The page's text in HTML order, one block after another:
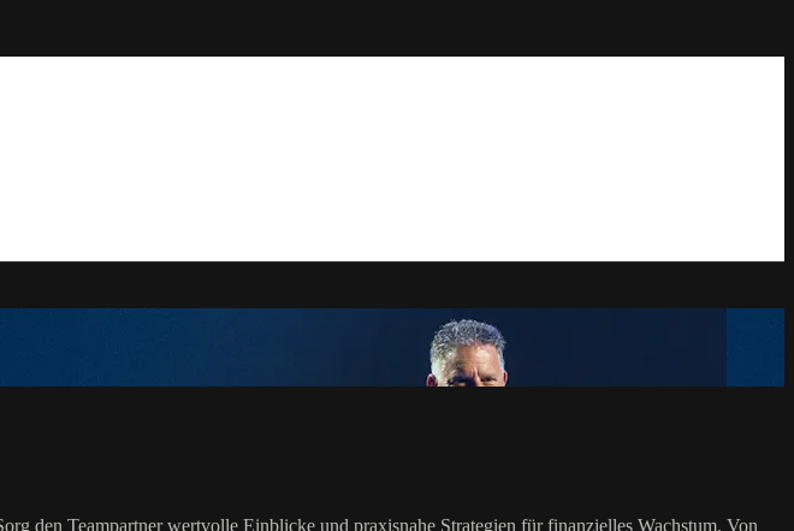
den Teampartner wertvolle Einblicke und praxisnahe Strategien für finanzielles Wachstum. Von